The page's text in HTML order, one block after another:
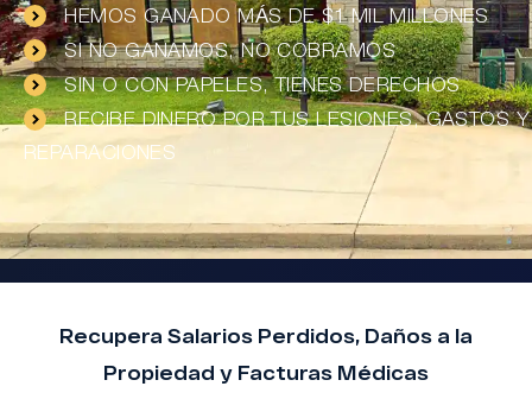
HEMOS GANADO MÁS DE $1 MIL MILLONES
SI NO GANAMOS, NO COBRAMOS
SIN O CON PAPELES, TIENES DERECHOS
RECIBE DINERO POR TUS LESIONES, GASTOS Y
REPARACIONES
Recupera Salarios Perdidos, Daños a la
Propiedad y Facturas Médicas